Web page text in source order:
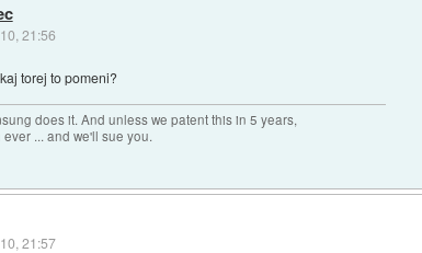
21:56
torej to pomeni?
does it. And unless we patent this in 5 years,
... and we'll sue you.
21:57